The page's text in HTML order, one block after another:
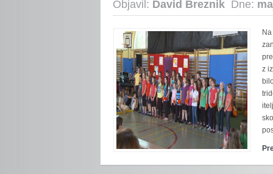
Objavil: David Breznik Dne:
z